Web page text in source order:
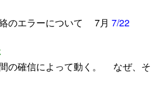
のエラーについて 7月 7/22
の確信によって動く。 なぜ、そ